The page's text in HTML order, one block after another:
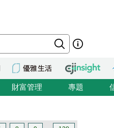
財富管理 專題